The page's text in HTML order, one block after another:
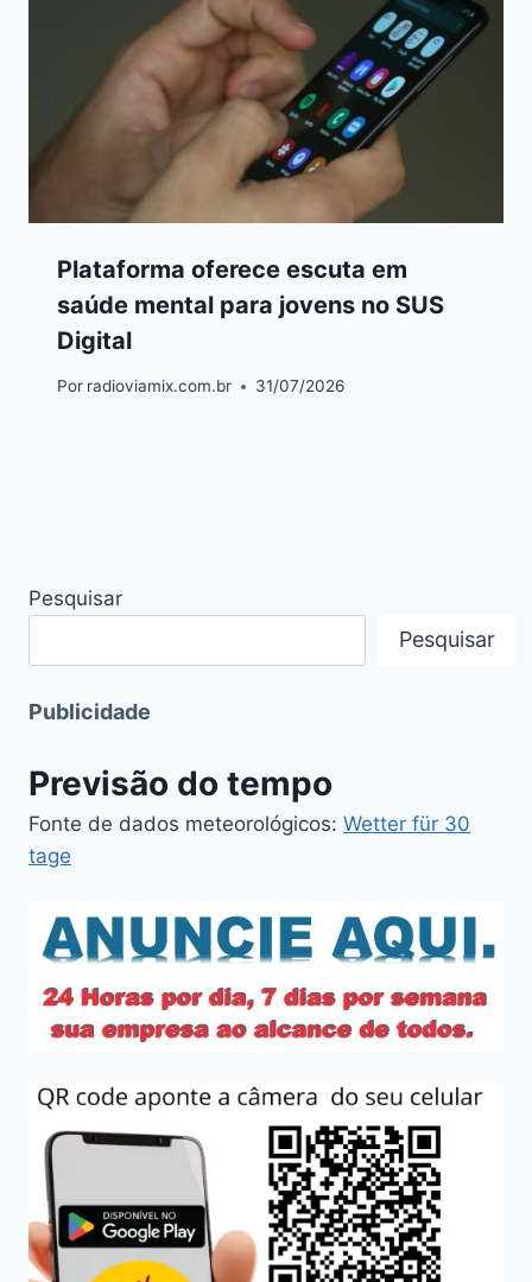
Plataforma oferece escuta em
saúde mental para jovens no SUS
Digital
Por radioviamix.com.br 31/07/2026
Pesquisar
Pesquisar
Publicidade
Previsão do tempo
Fonte de dados meteorológicos: Wetter für 30
tage